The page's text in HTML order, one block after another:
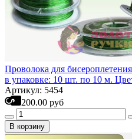
Проволока для
в упаковке: 10 шт. по 10 м.
Артикул: 5454
200.00 руб
В корзину